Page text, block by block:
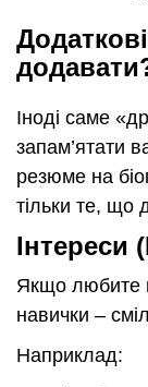
Іноді саме
запам’ятати
резюме на
тільки те, що
Інтереси
Якщо любите
навички –
Наприклад: